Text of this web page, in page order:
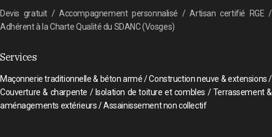
Devis gratuit / Accompagnement personnalisé / Artisan certifié RGE /
Adhérent à la Charte Qualité du SDANC (Vosges)
Services
Maçonnerie traditionnelle & béton armé / Construction neuve & extensions /
Couverture & charpente / Isolation de toiture et combles / Terrassement &
aménagements extérieurs / Assainissement non collectif